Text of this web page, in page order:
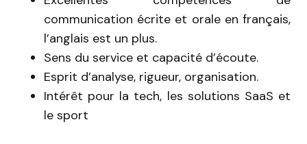
communication écrite et orale en français,
l’anglais est un plus.
Sens du service et capacité d’écoute.
Esprit d’analyse, rigueur, organisation.
Intérêt pour la tech, les solutions SaaS et
le sport